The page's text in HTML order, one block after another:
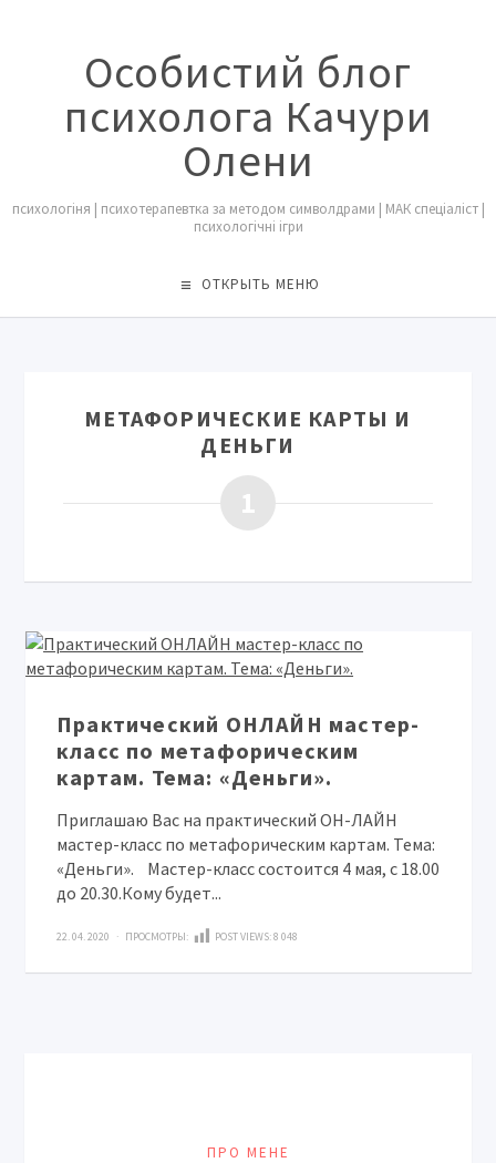
Особистий блог
психолога Качури
Олени
психологіня | психотерапевтка за методом символдрами | МАК спеціаліст |
психологічні ігри
ОТКРЫТЬ МЕНЮ
МЕТАФОРИЧЕСКИЕ КАРТЫ И
ДЕНЬГИ
1
Практический ОНЛАЙН мастер-
класс по метафорическим
картам. Тема: «Деньги».
Приглашаю Вас на практический ОН-ЛАЙН
мастер-класс по метафорическим картам. Тема:
«Деньги».⠀Мастер-класс состоится 4 мая, с 18.00
до 20.30.Кому будет...
22. 04. 2020 · ПРОСМОТРЫ: POST VIEWS:8 048
ПРО МЕНЕ